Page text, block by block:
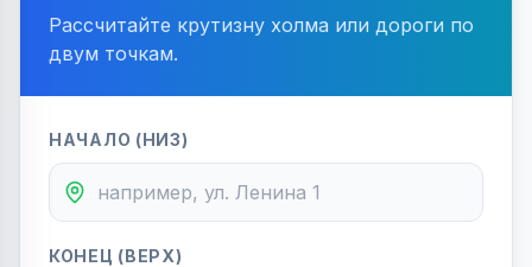
Рассчитайте крутизну холма или дороги по
двум точкам.
НАЧАЛО (НИЗ)
КОНЕЦ (ВЕРХ)